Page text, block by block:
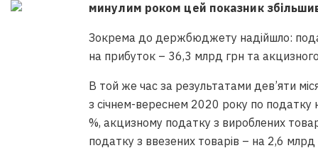
минулим роком цей показник
Зокрема до держбюджету надійшло:
на прибуток – 36,3 млрд грн та
В той же час за результатами дев’яти
з січнем-вереснем 2020 року по
%, акцизному податку з вироблених
податку з ввезених товарів – на 2,6